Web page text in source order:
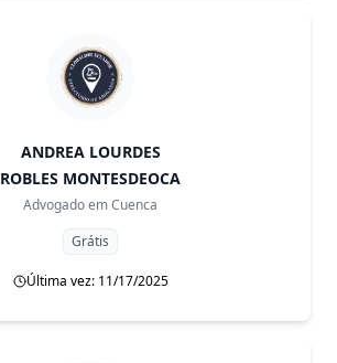
ANDREA LOURDES
ROBLES MONTESDEOCA
Advogado emCuenca
Grátis
Última vez: 11/17/2025